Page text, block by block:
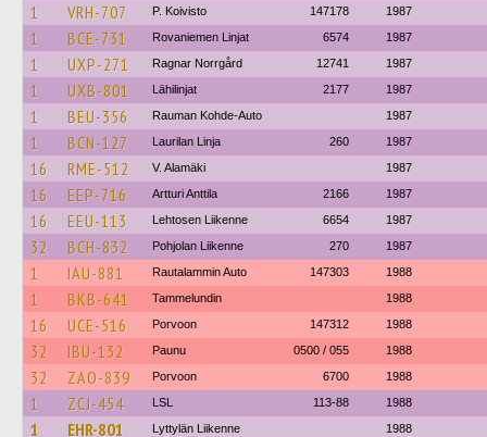
1 VRH-707 P. Koivisto 147178 1987
1 BCE-731 Rovaniemen Linjat 6574 1987
1 UXP-271 Ragnar Norrgård 12741 1987
1 UXB-801 Lähilinjat 2177 1987
1 BEU-356 Rauman Kohde-Auto 1987
1 BCN-127 Laurilan Linja 260 1987
16 RME-512 V. Alamäki 1987
16 EEP-716 Artturi Anttila 2166 1987
16 EEU-113 Lehtosen Liikenne 6654 1987
32 BCH-832 Pohjolan Liikenne 270 1987
1 IAU-881 Rautalammin Auto 147303 1988
1 BKB-641 Tammelundin 1988
16 UCE-516 Porvoon 147312 1988
32 IBU-132 Paunu 0500 / 055 1988
32 ZAO-839 Porvoon 6700 1988
1 ZCJ-454 LSL 113-88 1988
1 EHR-801 Lyttylän Liikenne 1988